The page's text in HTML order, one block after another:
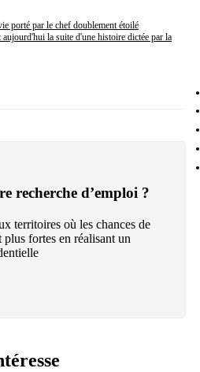
porté par le chef doublement étoilé
la suite d'une histoire dictée par la
recherche d’emploi ?
territoires où les chances de
fortes en réalisant un